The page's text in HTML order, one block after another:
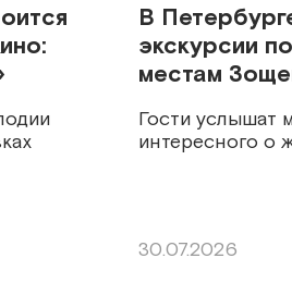
В
экскурсии
местам
Гости услышат
интересного о
30.07.2026